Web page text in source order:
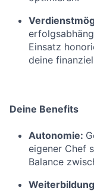
Einsatz
deine
Deine Benefits
Autonomie:
eigener Chef
Balance